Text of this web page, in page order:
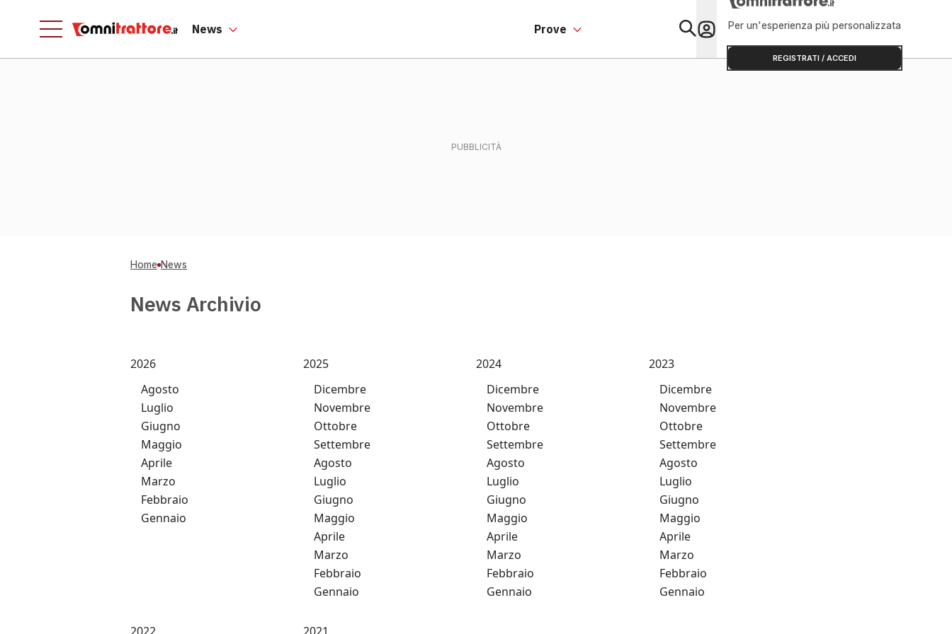
News Prove Primo Piano
Per un'esperienza più personalizzata
REGISTRATI / ACCEDI
Home News
News Archivio
2026
Agosto
Luglio
Giugno
Maggio
Aprile
Marzo
Febbraio
Gennaio
2025
Dicembre
Novembre
Ottobre
Settembre
Agosto
Luglio
Giugno
Maggio
Aprile
Marzo
Febbraio
Gennaio
2024
Dicembre
Novembre
Ottobre
Settembre
Agosto
Luglio
Giugno
Maggio
Aprile
Marzo
Febbraio
Gennaio
2023
Dicembre
Novembre
Ottobre
Settembre
Agosto
Luglio
Giugno
Maggio
Aprile
Marzo
Febbraio
Gennaio